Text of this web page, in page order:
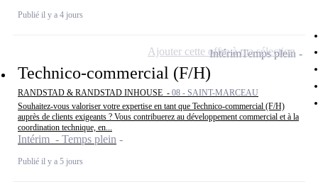
Publié il y a 4 jours
Technico-commercial (F/H)
RANDSTAD & RANDSTAD INHOUSE - 08 - SAINT-MARCEAU
Souhaitez-vous valoriser votre expertise en tant que Technico-commercial (F/H)
auprès de clients exigeants ? Vous contribuerez au développement commercial et à la
coordination technique, en...
Intérim - Temps plein
Publié il y a 5 jours
IntérimTemps plein
Ajouter cette offre à ma sélection